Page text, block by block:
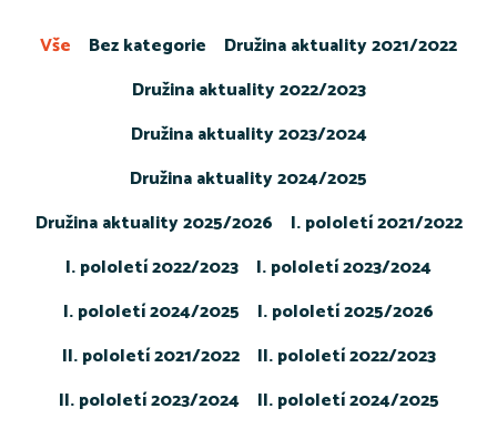
Bez kategorie
Družina aktuality 2021/2022
Družina aktuality 2022/2023
Družina aktuality 2023/2024
Družina aktuality 2024/2025
Družina aktuality 2025/2026
I. pololetí 2021/2022
I. pololetí 2022/2023
I. pololetí 2023/2024
I. pololetí 2024/2025
I. pololetí 2025/2026
II. pololetí 2021/2022
II. pololetí 2022/2023
II. pololetí 2023/2024
II. pololetí 2024/2025
Vše